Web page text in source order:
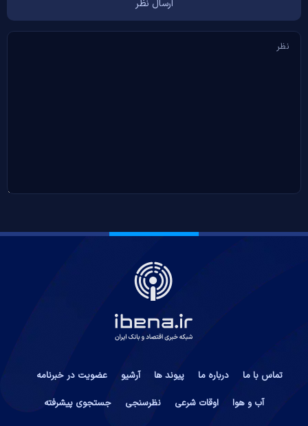
تماس با ما درباره ما پیوند ها آرشیو
عضویت در خبرنامه
آب و هوا
اوقات شرعی نظرسنجی جستجوی پیشرفته